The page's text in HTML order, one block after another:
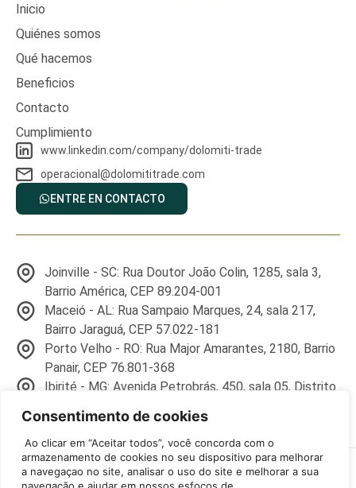
Consentimento de cookies
Ao clicar em “Aceitar todos”, você concorda com o
armazenamento de cookies no seu dispositivo para melhorar
a navegaçao no site, analisar o uso do site e melhorar a sua
Inicio
Quiénes somos
Qué hacemos
Beneficios
Contacto
Cumplimiento
ENTRE EN CONTACTO
www.linkedin.com/company/dolomiti-trade
operacional@dolomititrade.com
Joinville - SC: Rua Doutor João Colin, 1285, sala 3,
Barrio América, CEP 89.204-001
Maceió - AL: Rua Sampaio Marques, 24, sala 217,
Bairro Jaraguá, CEP 57.022-181
Porto Velho - RO: Rua Major Amarantes, 2180, Barrio
Panair, CEP 76.801-368
Ibirité - MG: Avenida Petrobrás, 450, sala 05, Distrito
©2026 Dolomiti Trade – Todos Direitos Reservados | Ibirité – MG:
Avenida Petrobrás, 450, sala 05, Distrito Industrial Marsil, CEP